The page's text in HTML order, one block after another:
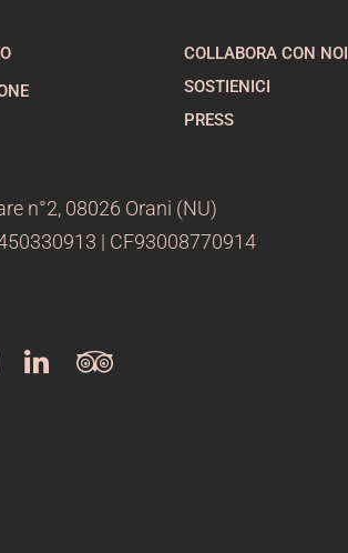
COLLABORA CON NOI
SOSTIENICI
PRESS
n°2, 08026 Orani (NU)
| CF93008770914